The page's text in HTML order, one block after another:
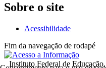
Sobre o site
Acessibilidade
Fim da navegação de rodapé
Instituto Federal de